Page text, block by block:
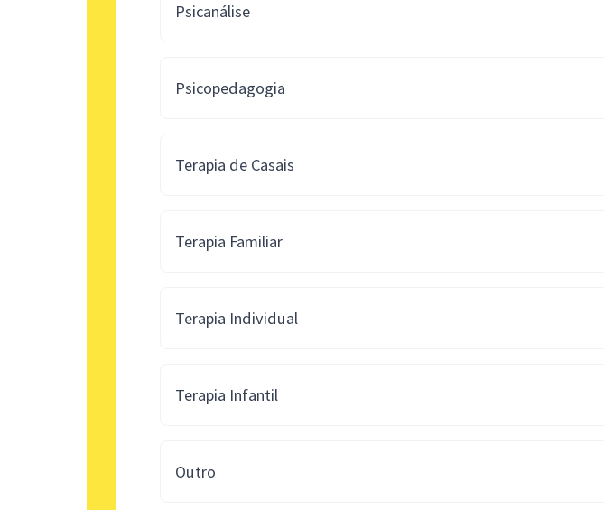
Psicanálise
Psicopedagogia
Terapia de Casais
Terapia Familiar
Terapia Individual
Terapia Infantil
Outro